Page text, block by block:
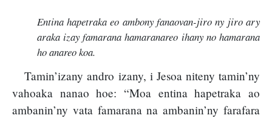
Entina hapetraka eo ambony fanaovan-jiro ny jiro ary
araka izay famarana hamaranareo ihany no hamarana
ho anareo koa.
Tamin’izany andro izany, i Jesoa niteny tamin’ny
vahoaka nanao hoe: “Moa entina hapetraka ao
ambanin’ny vata famarana na ambanin’ny farafara